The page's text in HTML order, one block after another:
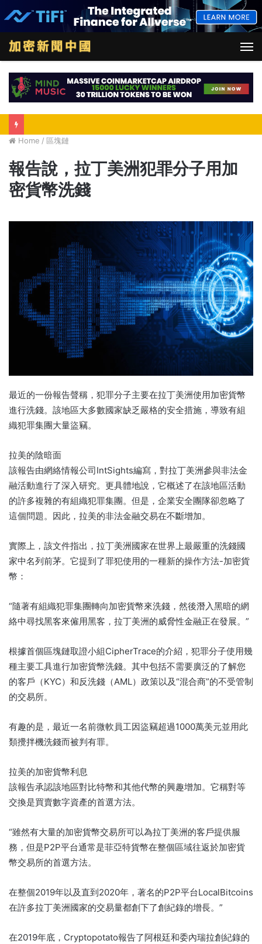
Home / 區塊鏈
報告說，拉丁美洲犯罪分子用加
密貨幣洗錢
最近的一份報告聲稱，犯罪分子主要在拉丁美洲使用加密貨幣
進行洗錢。該地區大多數國家缺乏嚴格的安全措施，導致有組
織犯罪集團大量盜竊。
拉美的陰暗面
該報告由網絡情報公司IntSights編寫，對拉丁美洲參與非法金
融活動進行了深入研究。更具體地說，它概述了在該地區活動
的許多複雜的有組織犯罪集團。但是，企業安全團隊卻忽略了
這個問題。因此，拉美的非法金融交易在不斷增加。
實際上，該文件指出，拉丁美洲國家在世界上最嚴重的洗錢國
家中名列前茅。它提到了罪犯使用的一種新的操作方法-加密貨
幣：
“隨著有組織犯罪集團轉向加密貨幣來洗錢，然後潛入黑暗的網
絡中尋找黑客來僱用黑客，拉丁美洲的威脅性金融正在發展。”
根據首個區塊鏈取證小組CipherTrace的介紹，犯罪分子使用幾
種主要工具進行加密貨幣洗錢。其中包括不需要廣泛的了解您
的客戶（KYC）和反洗錢（AML）政策以及“混合商”的不受管制
的交易所。
有趣的是，最近一名前微軟員工因盜竊超過1000萬美元並用此
類攪拌機洗錢而被判有罪。
拉美的加密貨幣利息
該報告承認該地區對比特幣和其他代幣的興趣增加。它稱對等
交換是買賣數字資產的首選方法。
“雖然有大量的加密貨幣交易所可以為拉丁美洲的客戶提供服
務，但是P2P平台通常是菲亞特貨幣在整個區域往返於加密貨
幣交易所的首選方法。
在整個2019年以及直到2020年，著名的P2P平台LocalBitcoins
在許多拉丁美洲國家的交易量都創下了創紀錄的增長。”
在2019年底，Cryptopotato報告了阿根廷和委內瑞拉創紀錄的